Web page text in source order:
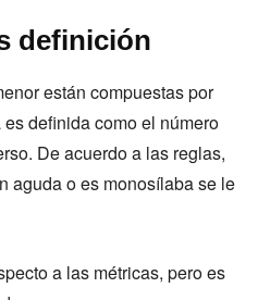
definición
están compuestas por
definida como el número
De acuerdo a las reglas,
aguda o es monosílaba se le
a las métricas, pero es